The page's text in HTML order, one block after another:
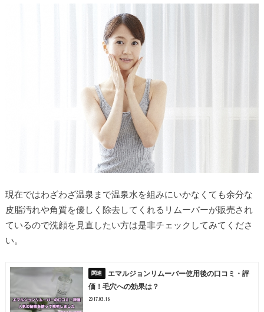
現在ではわざわざ温泉まで温泉水を組みにいかなくても余分な
皮脂汚れや角質を優しく除去してくれるリムーバーが販売され
ているので洗顔を見直したい方は是非チェックしてみてくださ
い。
エマルジョンリムーバー使用後の口コミ・評
価！毛穴への効果は？
2017.03.16